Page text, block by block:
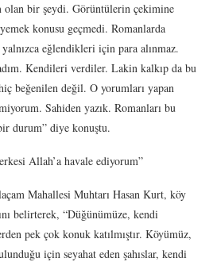
olan bir şeydi. Görüntülerin çekimine
konusu geçmedi. Romanlarda
eğlendikleri için para alınmaz.
Kendileri verdiler. Lakin kalkıp da bu
beğenilen değil. O yorumları yapan
Sahiden yazık. Romanları bu
durum” diye konuştu.
Allah’a havale ediyorum”
Mahallesi Muhtarı Hasan Kurt, köy
belirterek, “Düğünümüze, kendi
pek çok konuk katılmıştır. Köyümüz,
için seyahat eden şahıslar, kendi